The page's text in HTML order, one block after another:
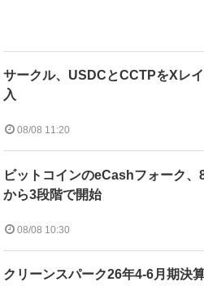
サークル、USDCとCCTPをXレ
入
08/08 11:20
ビットコインのeCashフォーク、
から3段階で開始
08/08 10:30
クリーンスパーク26年4-6月期決